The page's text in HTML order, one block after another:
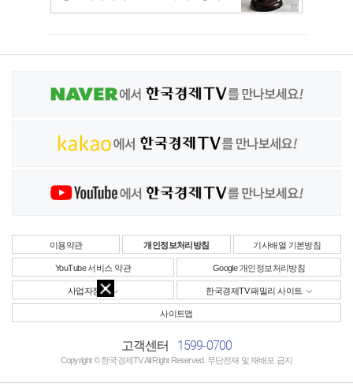
이용약관 개인정보처리방침 기사배열 기본방침
YouTube 서비스 약관 Google 개인정보처리방침
사업자정보 한국경제TV 패밀리 사이트
사이트맵
고객센터 1599-0700
Copyright © 한국경제TV All Right Reserved. 무단전재 및 재배포 금지